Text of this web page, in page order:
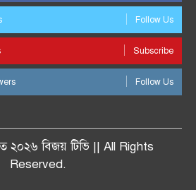
Follow Us
Subscribe
Follow Us
২০২৬ বিজয় টিভি || All Rights
Reserved.